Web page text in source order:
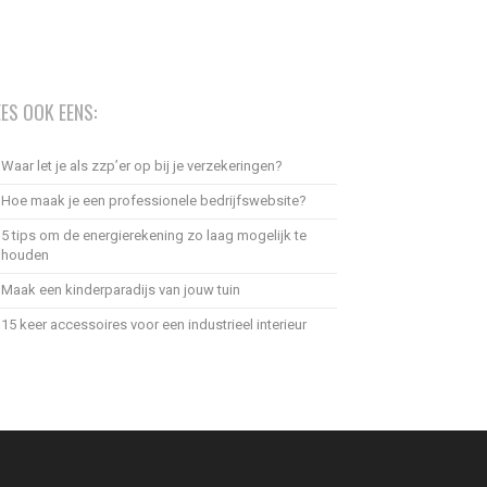
OOK EENS:
Waar let je als zzp’er op bij je verzekeringen?
Hoe maak je een professionele bedrijfswebsite?
5 tips om de energierekening zo laag mogelijk te
houden
Maak een kinderparadijs van jouw tuin
15 keer accessoires voor een industrieel interieur